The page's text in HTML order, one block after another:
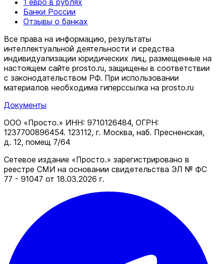
Банки России
Отзывы о банках
Все права на информацию, результаты
интеллектуальной деятельности и средства
индивидуализации юридических лиц, размещенные на
настоящем сайте prosto.ru, защищены в соответствии
c законодательством РФ. При использовании
материалов необходима гиперссылка на prosto.ru
Документы
ООО «Просто.» ИНН: 9710126484, ОГРН:
1237700896454. 123112, г. Москва, наб. Пресненская,
д. 12, помещ 7/64
Сетевое издание «Просто.» зарегистрировано в
реестре СМИ на основании свидетельства ЭЛ № ФС
77 - 91047 от 18.03.2026 г.